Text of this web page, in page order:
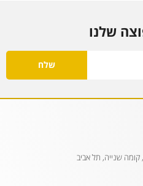
שלנו
שלח